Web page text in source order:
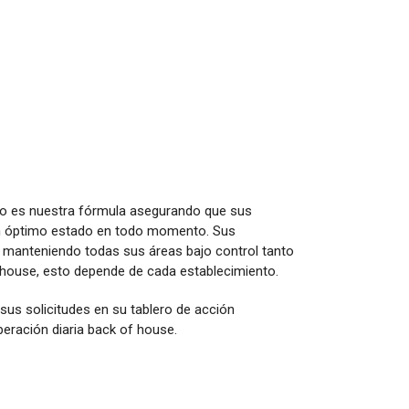
es nuestra fórmula asegurando que sus
estado en todo momento. Sus
todas sus áreas bajo control tanto
esto depende de cada establecimiento.
solicitudes en su tablero de acción
diaria back of house.